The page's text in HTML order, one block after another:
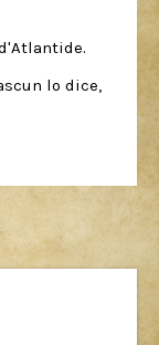
lo dice,